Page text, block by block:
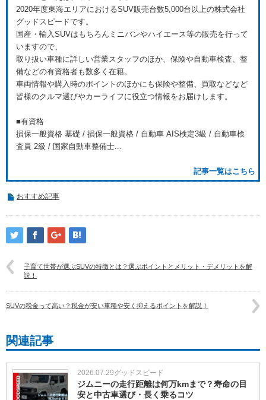
2020年度東海エリアにおけるSUV販売台数5,000台以上の株式会社
グッドスピードです。
国産・輸入SUVはもちろんミニバンやハイエース等の販売を行って
いますので、
取り扱い車種に詳しい営業スタッフのほか、保険や自動車検査、整
備などの有資格者も数多く在籍。
車両情報や購入時のポイントのほかにも保険や整備、買取などなど
皆様のクルマ選びやカーライフに役立つ情報をお届けします。
■有資格
損保一般資格 基礎 / 損保一般資格 / 自動車 AIS検定3級 / 自動車検
査員 2級 / 国家自動車整備士...
記事一覧はこちら
おすすめ記事
子育て世帯が選ぶSUVの特徴とは？選ぶポイントとメリット・デメリットを解
説！
SUVの税金って高い？税金が安い車種や安く抑えるポイントを解説！
関連記事
2026.07.29グッドスピード
ジムニーの走行距離は何万kmまで？寿命の目
安と中古車選び・長く乗るコツ